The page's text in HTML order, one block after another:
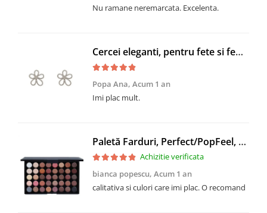
Nu ramane neremarcata. Excelenta.
Cercei eleganti, pentru fete si femei, CRM, forma floare, argintii
Popa Ana, Acum 1 an
Imi plac mult.
Paletă Farduri, Perfect/PopFeel, CRM, 40 Nuante, Multicolor
Achizitie verificata
bianca popescu, Acum 1 an
calitativa si culori care imi plac. O recomand